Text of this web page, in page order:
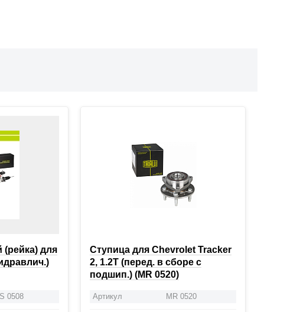
(рейка) для
0508
Ступица для Chevrolet Tracker
2, 1.2T (перед. в сборе с
подшип.) (MR 0520)
Артикул MR 0520